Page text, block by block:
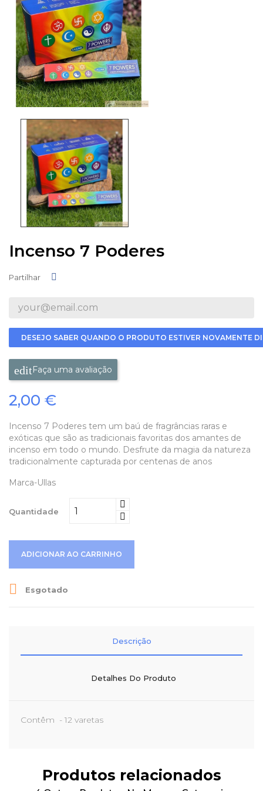
Incenso 7 Poderes
Partilhar
DESEJO SABER QUANDO O PRODUTO ESTIVER NOVAMENTE
Faça uma avaliação
2,00 €
Incenso 7 Poderes tem um baú de fragrâncias raras e
exóticas que são as tradicionais favoritas dos amantes de
incenso em todo o mundo. Desfrute da magia da natureza
tradicionalmente capturada por centenas de anos
Marca-Ullas
Quantidade
ADICIONAR AO CARRINHO
 Esgotado
Descrição
Detalhes Do Produto
Contêm - 12 varetas
Produtos relacionados